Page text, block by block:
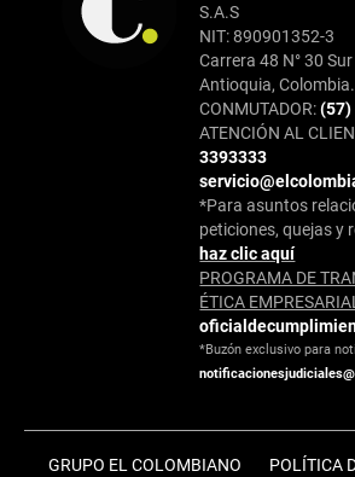
S.A.S
NIT: 890901352-3
Carrera 48 N° 30
Antioquia, Colombia.
CONMUTADOR:(57)
ATENCIÓN AL
3393333
*Para asuntos
peticiones, quejas y
haz clic aquí
PROGRAMA DE
ÉTICA
*Buzón exclusivo para
GRUPO EL COLOMBIANO POLÍTICA